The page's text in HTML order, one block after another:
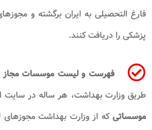
فارغ التحصیلی به ایران برگشته و
پزشکی را دریافت کنند.
فهرست و لیست موسسات مجاز
طریق وزارت بهداشت، هر ساله در سایت
موسساتیکه از وزارت بهداشت مجوزهای